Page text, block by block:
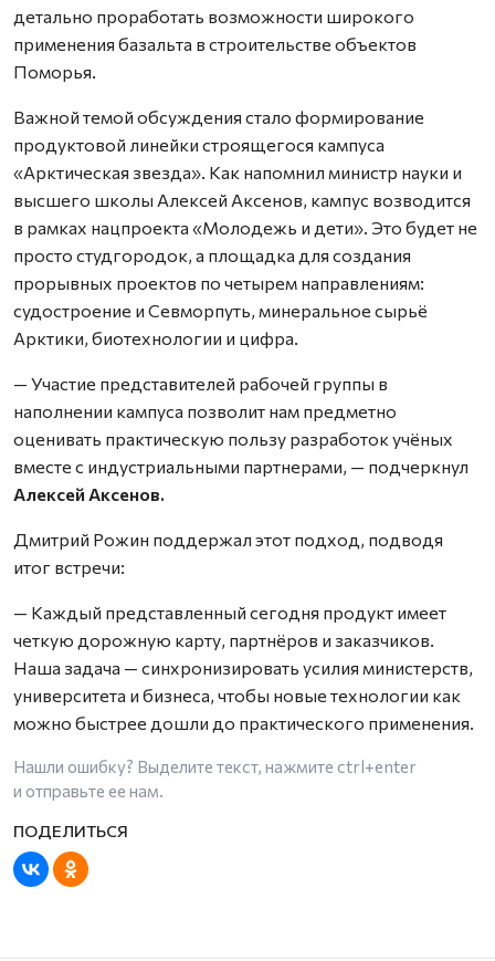
детально проработать возможности широкого
применения базальта в строительстве объектов
Поморья.
Важной темой обсуждения стало формирование
продуктовой линейки строящегося кампуса
«Арктическая звезда». Как напомнил министр науки и
высшего школы Алексей Аксенов, кампус возводится
в рамках нацпроекта «Молодежь и дети». Это будет не
просто студгородок, а площадка для создания
прорывных проектов по четырем направлениям:
судостроение и Севморпуть, минеральное сырьё
Арктики, биотехнологии и цифра.
— Участие представителей рабочей группы в
наполнении кампуса позволит нам предметно
оценивать практическую пользу разработок учёных
вместе с индустриальными партнерами, — подчеркнул
Алексей Аксенов.
Дмитрий Рожин поддержал этот подход, подводя
итог встречи:
— Каждый представленный сегодня продукт имеет
четкую дорожную карту, партнёров и заказчиков.
Наша задача — синхронизировать усилия министерств,
университета и бизнеса, чтобы новые технологии как
можно быстрее дошли до практического применения.
Нашли ошибку? Выделите текст, нажмите ctrl+enter
и отправьте ее нам.